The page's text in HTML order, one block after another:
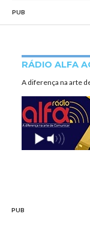
PUB
RÁDIO ALFA
A diferença na arte
PUB